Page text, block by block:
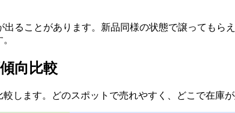
ることがあります。新品同様の状態で譲ってもら
向比較
します。どのスポットで売れやすく、どこで在庫